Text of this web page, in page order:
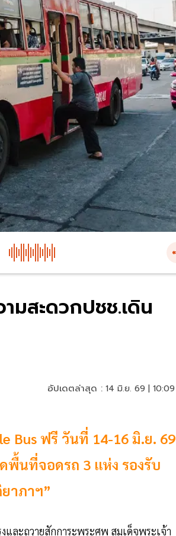
มสะดวกปชช.เดิน
อัปเดตล่าสุด : 14 มิ.ย. 69 |
Bus ฟรี วันที่ 14-16 มิ.ย. 69
พื้นที่จอดรถ 3 แห่ง รองรับ
าภาฯ”
และถวายสักการะพระศพ สมเด็จพระเจ้า